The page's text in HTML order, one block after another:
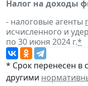
Налог на доходы
- налоговые агенты
исчисленного и
по 30 июня 2024 г.*
* Срок перенесен в
другими